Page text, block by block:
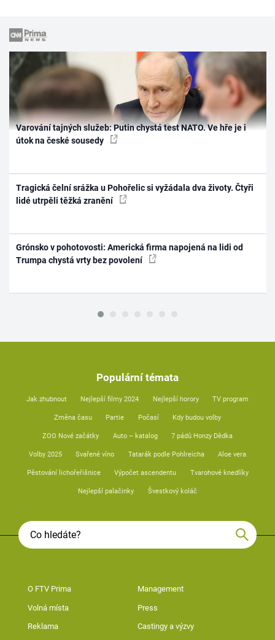
Varování tajných služeb: Putin chystá test NATO. Ve hře je i
útok na české sousedy
Tragická čelní srážka u Pohořelic si vyžádala dva životy. Čtyři
lidé utrpěli těžká zranění
Grónsko v pohotovosti: Americká firma napojená na lidi od
Trumpa chystá vrty bez povolení
Populární témata
Jak zhubnout Nejlepší filmy 2024 Nejlepší horory TV program
Změna času Partie Počasí Kdy budou volby
ZOO Nové začátky Auto – katalog 7 pádů Honzy Dědka
Volby 2025 Svařené víno Tatarák podle Pohlreicha Aloe vera
Pěstování lichořeřišnice Výpočet ascendentu Tvarohové knedlíky
Nejlepší palačinky Švestkový koláč
O FTV Prima Management
Volná místa Press
Reklama Castingy a výzvy